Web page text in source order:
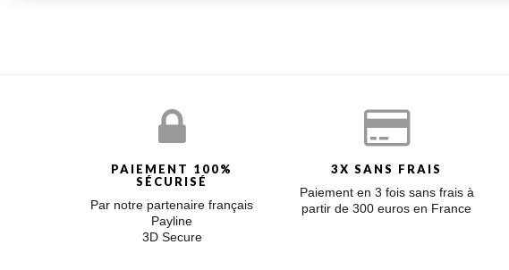
PAIEMENT 100%
SÉCURISÉ
Par notre partenaire français
Payline
3D Secure
3X SANS FRAIS
Paiement en 3 fois sans frais à
partir de 300 euros en France